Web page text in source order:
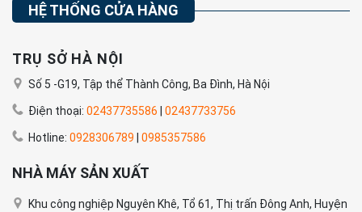
HỆ THỐNG CỬA HÀNG
TRỤ SỞ HÀ NỘI
Số 5 -G19, Tập thể Thành Công, Ba Đình, Hà Nội
Điện thoại: 02437735586 02437733756
Hotline: 0928306789 0985357586
NHÀ MÁY SẢN XUẤT
Khu công nghiệp Nguyên Khê, Tổ 61, Thị trấn Đông Anh, Huyện